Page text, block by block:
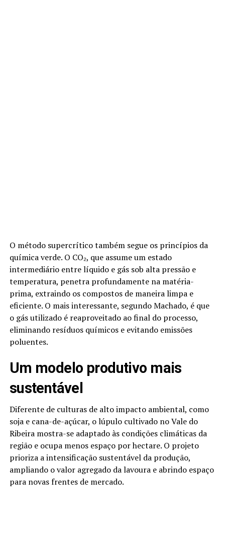
O método supercrítico também segue os princípios da
química verde. O CO₂, que assume um estado
intermediário entre líquido e gás sob alta pressão e
temperatura, penetra profundamente na matéria-
prima, extraindo os compostos de maneira limpa e
eficiente. O mais interessante, segundo Machado, é que
o gás utilizado é reaproveitado ao final do processo,
eliminando resíduos químicos e evitando emissões
poluentes.
Um modelo produtivo mais
sustentável
Diferente de culturas de alto impacto ambiental, como
soja e cana-de-açúcar, o lúpulo cultivado no Vale do
Ribeira mostra-se adaptado às condições climáticas da
região e ocupa menos espaço por hectare. O projeto
prioriza a intensificação sustentável da produção,
ampliando o valor agregado da lavoura e abrindo espaço
para novas frentes de mercado.